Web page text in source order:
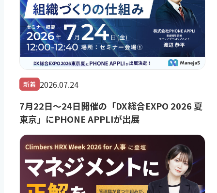
新着 2026.07.24
7月22日～24日開催の「DX 総合EXPO 2026 夏
東京」にPHONE APPLIが出展